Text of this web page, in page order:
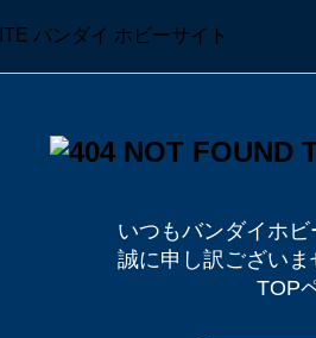
いつもバンダイホビ
誠に申し訳ございま
TOP